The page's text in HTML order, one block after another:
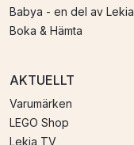
Babya - en del av Lekia
Boka & Hämta
AKTUELLT
Varumärken
LEGO Shop
Lekia TV